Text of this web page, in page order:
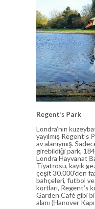
Regent’s Park
Londra’nın
yayılmış Regent’s
av alanıymış.
girebildiği park,
Londra Hayvanat
Tiyatrosu, kayık
çeşit 30.000’den
bahçeleri, futbol
kortları, Regent’s
Garden Café gibi
alanı (Hanover